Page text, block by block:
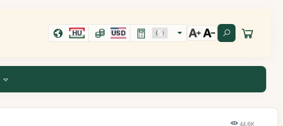
HU USD
44,6K